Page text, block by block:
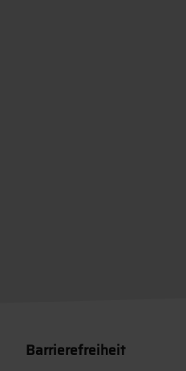
Barrierefreiheit